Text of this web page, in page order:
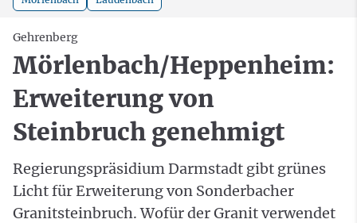
Gehrenberg
Mörlenbach/Heppenheim:
Erweiterung von
Steinbruch genehmigt
Regierungspräsidium Darmstadt gibt grünes
Licht für Erweiterung von Sonderbacher
Granitsteinbruch. Wofür der Granit verwendet